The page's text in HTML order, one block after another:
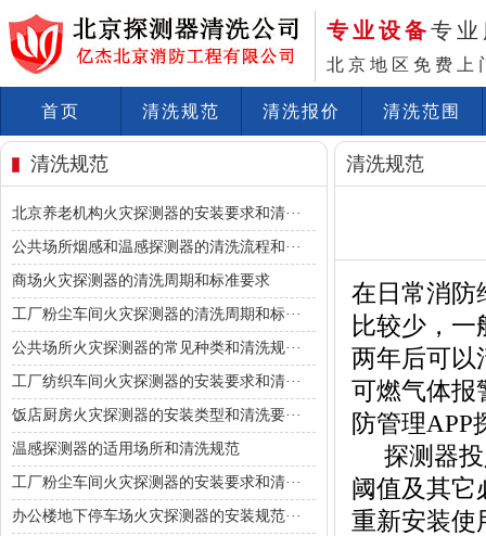
专业设备专
北京地区免费上
首页 清洗规范 清洗报价 清洗范围
清洗规范
北京养老机构火灾探测器的安装要求和清···
公共场所烟感和温感探测器的清洗流程和···
商场火灾探测器的清洗周期和标准要求
工厂粉尘车间火灾探测器的清洗周期和标···
公共场所火灾探测器的常见种类和清洗规···
工厂纺织车间火灾探测器的安装要求和清···
饭店厨房火灾探测器的安装类型和清洗要···
温感探测器的适用场所和清洗规范
工厂粉尘车间火灾探测器的安装要求和清···
办公楼地下停车场火灾探测器的安装规范···
清洗规范
在日常消防
比较少，
两年后可以
可燃气体报
防管理APP
探测器投
阈值及其它
重新安装使